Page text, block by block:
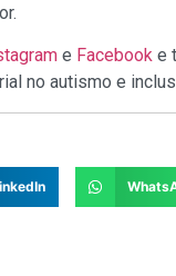
e Facebooke
no autismo e